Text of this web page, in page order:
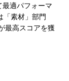
適パフォーマ
「素材」部門
最高スコアを獲